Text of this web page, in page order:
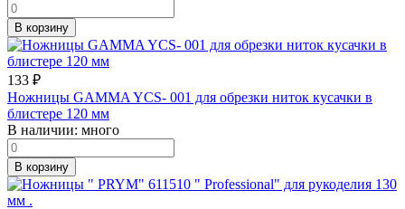
В корзину
133 ₽
Ножницы GAMMA YCS- 001 для обрезки ниток кусачки в
блистере 120 мм
В наличии: много
В корзину